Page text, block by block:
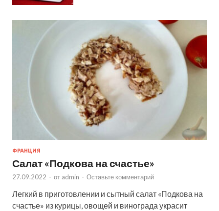
ФРАНЦИЯ
Салат «Подкова на счастье»
27.09.2022 - от admin - Оставьте комментарий
Легкий в приготовлении и сытный салат «Подкова на
счастье» из курицы, овощей и винограда украсит